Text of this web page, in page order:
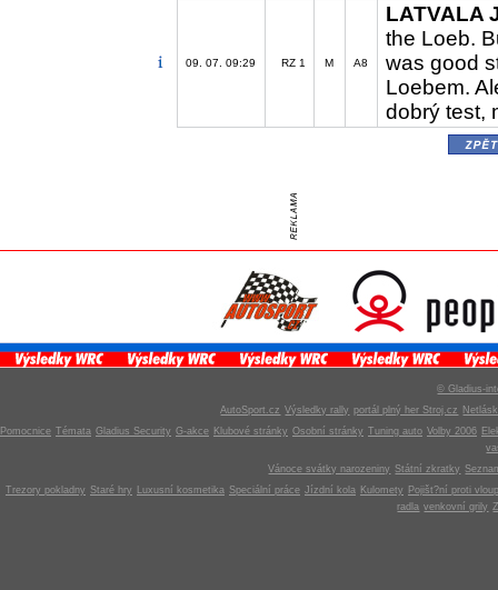
09. 07. 09:29 RZ 1 M A8
LATVALA
the Loeb.
was good
Loebem.
dobrý test,
© Gladius-
AutoSport.cz Výsledky rally portál plný her Stroj.cz
Pomocnice Témata Gladius Security G-akce Klubové stránky Osobní stránky Tuning auto Volby 2006
Vánoce svátky narozeniny Státní zkratky
Trezory pokladny Staré hry Luxusní kosmetika Speciální práce Jízdní kola Kulomety
Pojišt?ní proti
radla venkovní grily